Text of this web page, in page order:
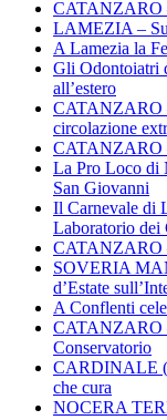
CATANZARO
LAMEZIA –
A Lamezia la
Gli Odontoiatri
all’estero
CATANZARO
circolazione
CATANZARO
La Pro Loco di
San Giovanni
Il Carnevale di
Laboratorio dei
CATANZARO
SOVERIA
d’Estate
A Conflenti
CATANZARO
Conservatorio
CARDINALE
che cura
NOCERA